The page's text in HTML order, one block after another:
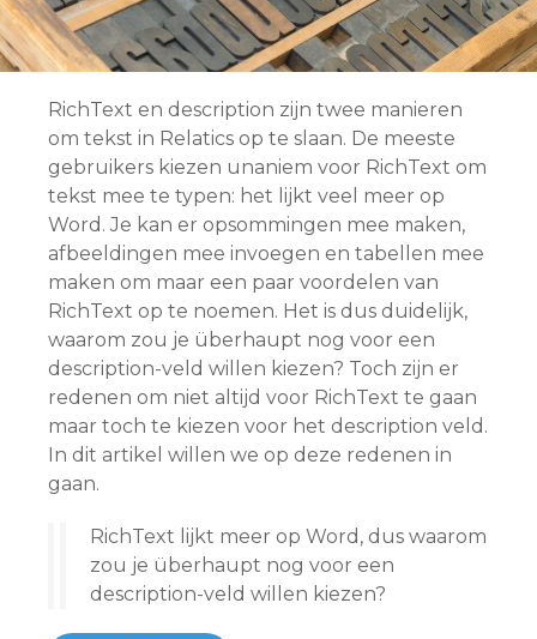
RichText en description zijn twee manieren
om tekst in Relatics op te slaan. De meeste
gebruikers kiezen unaniem voor RichText om
tekst mee te typen: het lijkt veel meer op
Word. Je kan er opsommingen mee maken,
afbeeldingen mee invoegen en tabellen mee
maken om maar een paar voordelen van
RichText op te noemen. Het is dus duidelijk,
waarom zou je überhaupt nog voor een
description-veld willen kiezen? Toch zijn er
redenen om niet altijd voor RichText te gaan
maar toch te kiezen voor het description veld.
In dit artikel willen we op deze redenen in
gaan.
RichText lijkt meer op Word, dus waarom
zou je überhaupt nog voor een
description-veld willen kiezen?